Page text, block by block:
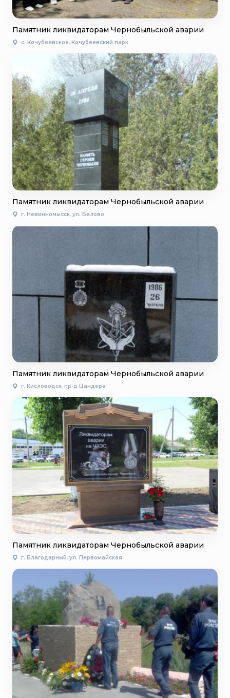
Памятник ликвидаторам Чернобыльской аварии
с. Кочубеевское, Кочубеевский парк
Памятник ликвидаторам Чернобыльской аварии
г. Невинномысск, ул. Белово
Памятник ликвидаторам Чернобыльской аварии
г. Кисловодск, пр-д Цандера
Памятник ликвидаторам Чернобыльской аварии
г. Благодарный, ул. Первомайская